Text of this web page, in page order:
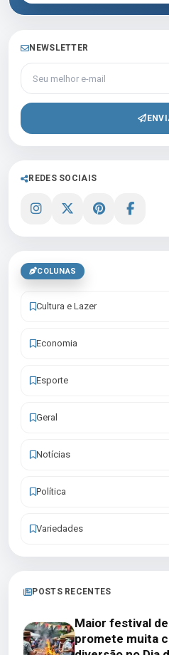
NEWSLETTER
Seu melhor e-mail
REDES SOCIAIS
COLUNAS
Cultura e Lazer
Economia
Esporte
Geral
Notícias
Política
Variedades
POSTS RECENTES
Maior festival
promete muita